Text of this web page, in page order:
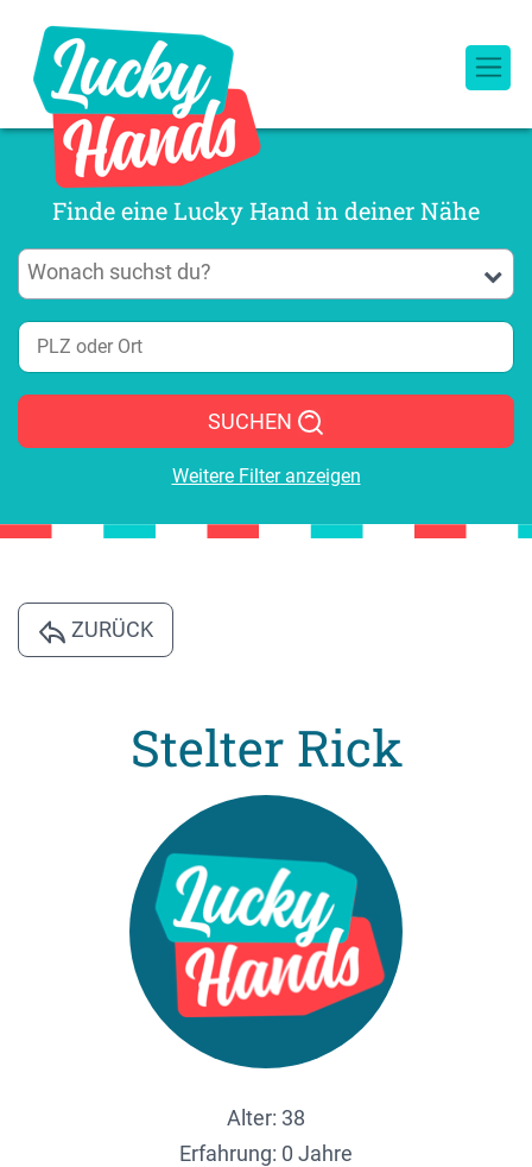
Finde eine Lucky Hand in deiner Nähe
SUCHEN
Weitere Filter anzeigen
ZURÜCK
Stelter Rick
Alter: 38
Erfahrung: 0 Jahre